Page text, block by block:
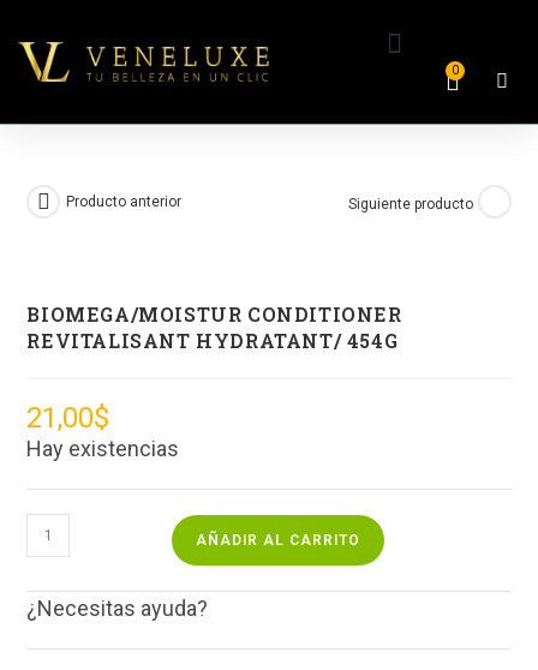
0
Producto anterior Siguiente producto
BIOMEGA/MOISTUR CONDITIONER
REVITALISANT HYDRATANT/ 454G
21,00$
Hay existencias
AÑADIR AL CARRITO
¿Necesitas ayuda?